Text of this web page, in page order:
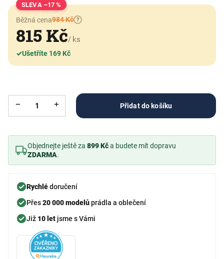
–17 %
Běžná cena984 Kč ?
815 Kč/ ks
✓Ušetříte 169 Kč
Přidat do košíku
Objednejte ještě za 899 Kča budete mít dopravu
ZDARMA.
Rychlédoručení
Přes20 000 modelůprádla a oblečení
Již 10 let jsme s Vámi